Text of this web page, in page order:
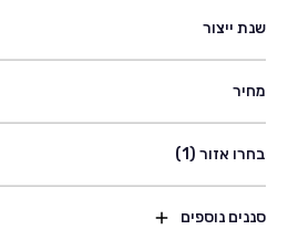
שנת ייצור
מחיר
בחרו אזור (1)
סננים נוספים